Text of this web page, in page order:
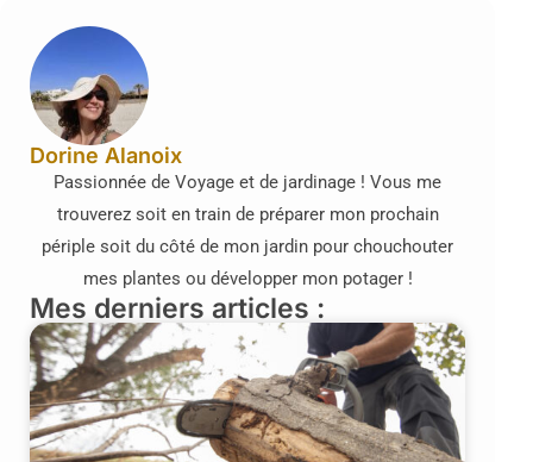
Dorine Alanoix
Passionnée de Voyage et de jardinage ! Vous me
trouverez soit en train de préparer mon prochain
périple soit du côté de mon jardin pour chouchouter
mes plantes ou développer mon potager !
Mes derniers articles :